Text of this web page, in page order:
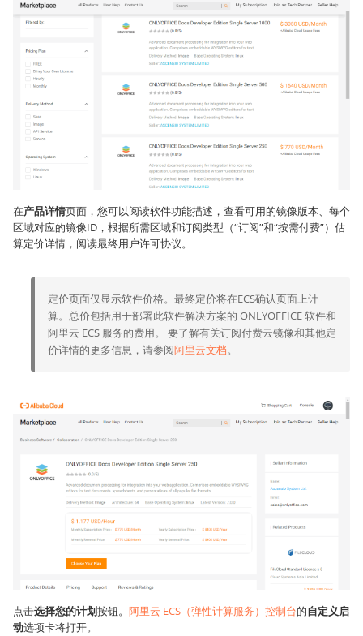
在产品详情页面，您可以阅读软件功能描述，查看可用的镜像版本、每个
区域对应的镜像ID，根据所需区域和订阅类型（“订阅”和“按需付费”）估
算定价详情，阅读最终用户许可协议。
定价页面仅显示软件价格。最终定价将在ECS确认页面上计
算。总价包括用于部署此软件解决方案的 ONLYOFFICE 软件和
阿里云 ECS 服务的费用。 要了解有关订阅付费云镜像和其他定
价详情的更多信息，请参阅阿里云文档。
点击选择您的计划按钮。 阿里云 ECS（弹性计算服务）控制台的自定义启
动选项卡将打开。